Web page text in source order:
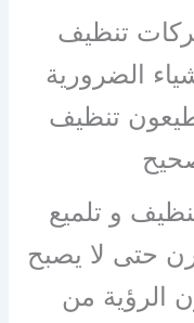
تنظيف
الضرورية
تنظيف
و تلميع
حتى لا يصبح
الرؤية من